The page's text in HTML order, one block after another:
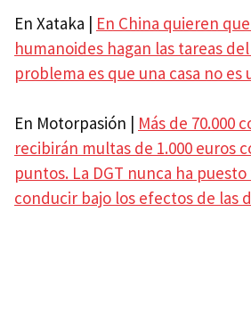
En Xataka | En China quieren
humanoides hagan las tareas
problema es que una casa no es
En Motorpasión | Más de 70.000
recibirán multas de 1.000 euros
puntos. La DGT nunca ha
conducir bajo los efectos de las